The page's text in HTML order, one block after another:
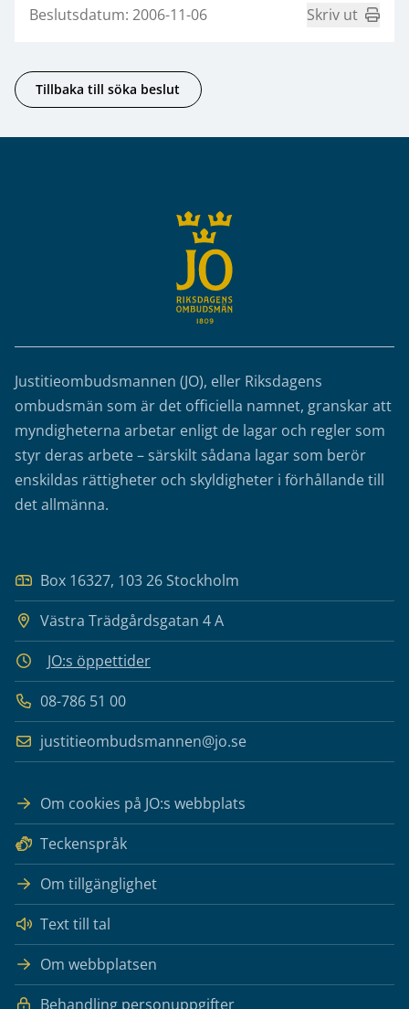
Beslutsdatum: 2006-11-06 Skriv ut
Tillbaka till söka beslut
Justitieombudsmannen (JO), eller Riksdagens
ombudsmän som är det officiella namnet, granskar att
myndigheterna arbetar enligt de lagar och regler som
styr deras arbete – särskilt sådana lagar som berör
enskildas rättigheter och skyldigheter i förhållande till
det allmänna.
Box 16327, 103 26 Stockholm
Västra Trädgårdsgatan 4 A
JO:s öppettider
08-786 51 00
justitieombudsmannen@jo.se
Om cookies på JO:s webbplats
Teckenspråk
Om tillgänglighet
Text till tal
Om webbplatsen
Behandling personuppgifter